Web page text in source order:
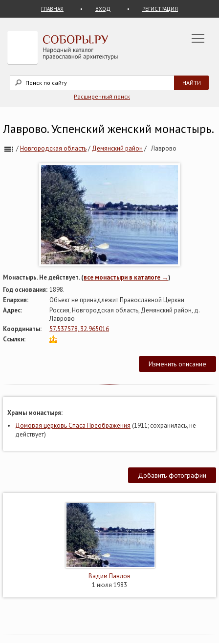
ГЛАВНАЯ ВХОД РЕГИСТРАЦИЯ
Расширенный поиск
Лаврово. Успенский женский монастырь.
/Новгородская область/ Демянский район / Лаврово
Монастырь. Не действует. (все монастыри в каталоге →)
Год основания: 1898.
Епархия:
Объект не принадлежит Православной Церкви
Адрес:
Россия, Новгородская область, Демянский район, д.
Лаврово
Координаты:
57.537578, 32.965016
Ссылки:
Изменить описание
Храмы монастыря:
Домовая церковь Спаса Преображения (1911; сохранилась, не
действует)
Добавить фотографии
Вадим Павлов
1 июля 1983